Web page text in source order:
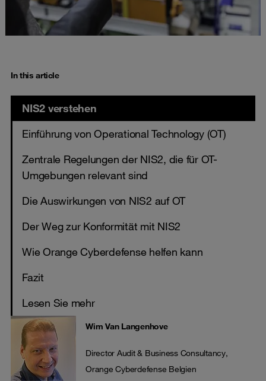
In this article
NIS2 verstehen
Einführung von Operational Technology (OT)
Zentrale Regelungen der NIS2, die für OT-
Umgebungen relevant sind
Die Auswirkungen von NIS2 auf OT
Der Weg zur Konformität mit NIS2
Wie Orange Cyberdefense helfen kann
Fazit
Lesen Sie mehr
Wim Van Langenhove
Director Audit & Business Consultancy,
Orange Cyberdefense Belgien